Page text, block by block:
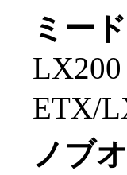
ミード
ETX/
ノブ